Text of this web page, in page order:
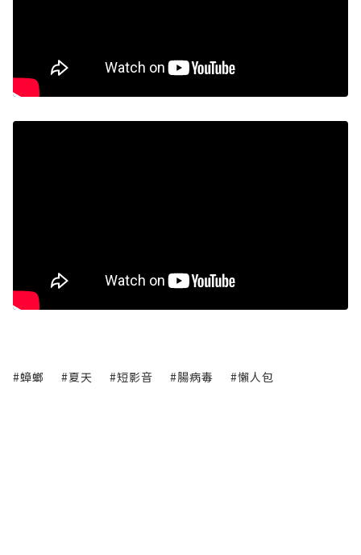
#蟑螂 #夏天 #短影音 #腸病毒 #懶人包